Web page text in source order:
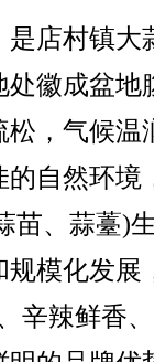
店村镇大
徽成盆地
松，气候温
的自然环境
苗、蒜薹)
模化发展
辛辣鲜香